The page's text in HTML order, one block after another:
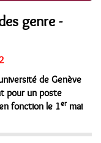
genre -
de Genève
pour un poste
fonction le 1er mai